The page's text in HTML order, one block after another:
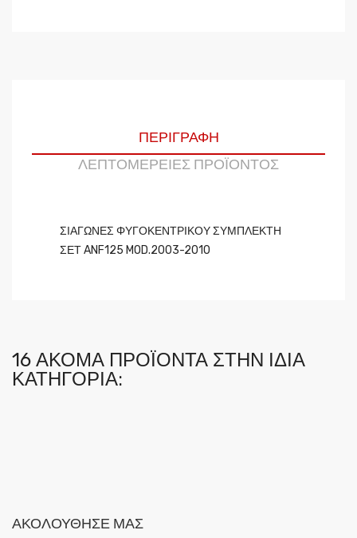
ΠΕΡΙΓΡΑΦΉ
ΛΕΠΤΟΜΈΡΕΙΕΣ ΠΡΟΪΌΝΤΟΣ
ΣΙΑΓΩΝΕΣ ΦΥΓΟΚΕΝΤΡΙΚΟΥ ΣΥΜΠΛΕΚΤΗ
ΣΕΤ ANF125 MOD.2003-2010
16 ΑΚΌΜΑ ΠΡΟΪΌΝΤΑ ΣΤΗΝ ΊΔΙΑ
ΚΑΤΗΓΟΡΊΑ:
ΑΚΟΛΟΎΘΗΣΕ ΜΑΣ